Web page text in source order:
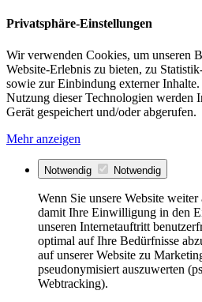
Privatsphäre-Einstellungen
Wir verwenden Cookies, um unseren
Website-Erlebnis zu bieten, zu
sowie zur Einbindung externer
Nutzung dieser Technologien werden
Gerät gespeichert und/oder abgerufen.
Mehr anzeigen
Notwendig Notwendig
Wenn Sie unsere Website
damit Ihre Einwilligung in den
unseren Internetauftritt
optimal auf Ihre Bedürfnisse
auf unserer Website zu
pseudonymisiert auszuwerten
Webtracking).